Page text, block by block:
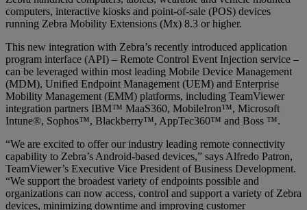
computers, interactive kiosks and point-of-sale (POS) devices
running Zebra Mobility Extensions (Mx) 8.3 or higher.
This new integration with Zebra’s recently introduced application
program interface (API) – Remote Control Event Injection service –
can be leveraged within most leading Mobile Device Management
(MDM), Unified Endpoint Management (UEM) and Enterprise
Mobility Management (EMM) platforms, including TeamViewer
integration partners IBM™ MaaS360, MobileIron™, Microsoft
Intune®, Sophos™, Blackberry™, AppTec360™ and Boss ™.
“We are excited to offer our industry leading remote connectivity
capability to Zebra’s Android-based devices,” says Alfredo Patron,
TeamViewer’s Executive Vice President of Business Development.
“We support the broadest variety of endpoints possible and
organizations can now access, control and support a variety of Zebra
devices, minimizing downtime and improving customer